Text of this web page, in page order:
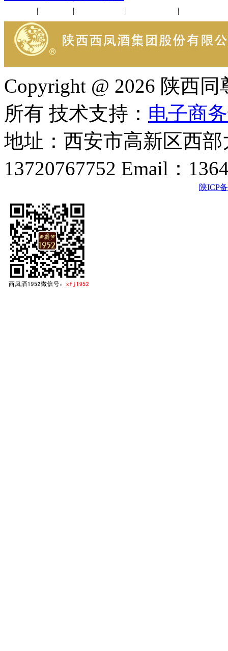
| | | |
Copyright @ 2026 陕西
所有 技术支持： 电子商
地址：西安市高新区西
13720767752 Email：
陕ICP